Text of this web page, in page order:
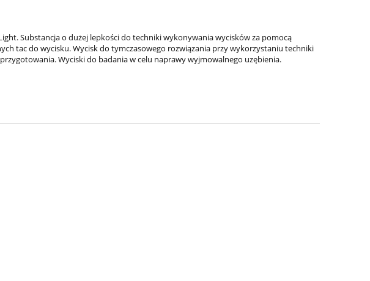
Substancja o dużej lepkości do techniki wykonywania wycisków za pomocą
tac do wycisku. Wycisk do tymczasowego rozwiązania przy wykorzystaniu techniki
Wyciski do badania w celu naprawy wyjmowalnego uzębienia.